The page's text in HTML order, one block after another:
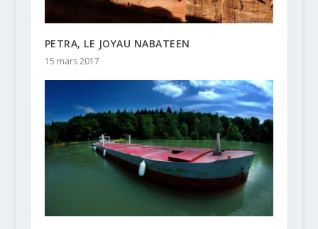
PETRA, LE JOYAU NABATEEN
15 mars 2017